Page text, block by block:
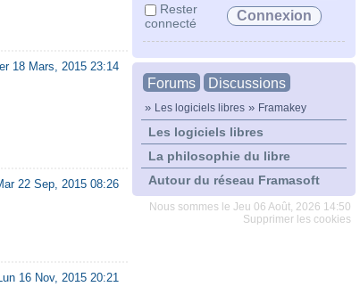
Rester
connecté
Forums Discussions
» Les logiciels libres » Framakey
Les logiciels libres
La philosophie du libre
Autour du réseau Framasoft
Nous sommes le Jeu 06 Août, 2026 14:50
Supprimer les cookies
18 Mars, 2015 23:14
22 Sep, 2015 08:26
Lun 16 Nov, 2015 20:21